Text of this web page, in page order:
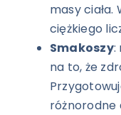
masy
ciężkiego
Smakoszy:
na to, że
różnorodne